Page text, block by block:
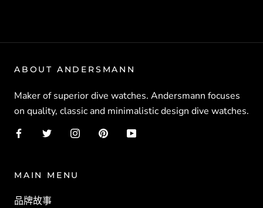
ABOUT ANDERSMANN
Maker of superior dive watches. Andersmann focuses
on quality, classic and minimalistic design dive watches.
MAIN MENU
品牌故事